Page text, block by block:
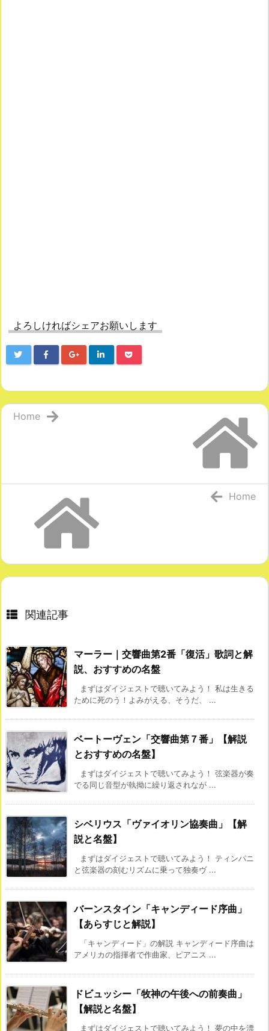
よろしければシェアお願いします
Home
Home
関連記事
マーラー｜交響曲第2番「復活」歌詞と解
説、おすすめの名盤
まずはダイジェストで聴いてみよう！ 私は生きる
ために死のう！よみがえる、そうだ、 ...
ベートーヴェン「交響曲第７番」【解説
とおすすめの名盤】
まずはダイジェストで聴いてみよう！ 弦楽器が奏
でる同じ音型が執拗に繰り返されなが ...
シベリウス「ヴァイオリン協奏曲」【解
説と名盤】
まずはダイジェストで聴いてみよう！ ティンパニ
と弦楽器の刻むリズムに乗って独奏ヴ ...
バーンスタイン「キャンディード序曲」
【あらすじと解説】
「キャンディード」の解説 キャンディード序曲は
アメリカの指揮者で作曲家、ピアニス ...
ドビュッシー「牧神の午後への前奏曲」
【解説と名盤】
まずはダイジェストで聴いてみよう！ 夢の中を漂